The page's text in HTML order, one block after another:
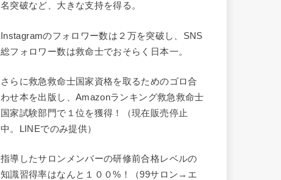
名突破など、大きな支持を得る。
Instagramのフォロワー数は２万を突破し、SNS
総フォロワー数は救命士でおそらく日本一。
さらに救急救命士国家資格を取るためのゴロ合
わせ本を出版し、Amazonランキング救急救命士
国家試験部門で１位を獲得！（現在販売停止
中。LINEでのみ提供）
指導したサロンメンバーの研修前合格レベルの
知識習得率はなんと１００%！（99サロン→エ